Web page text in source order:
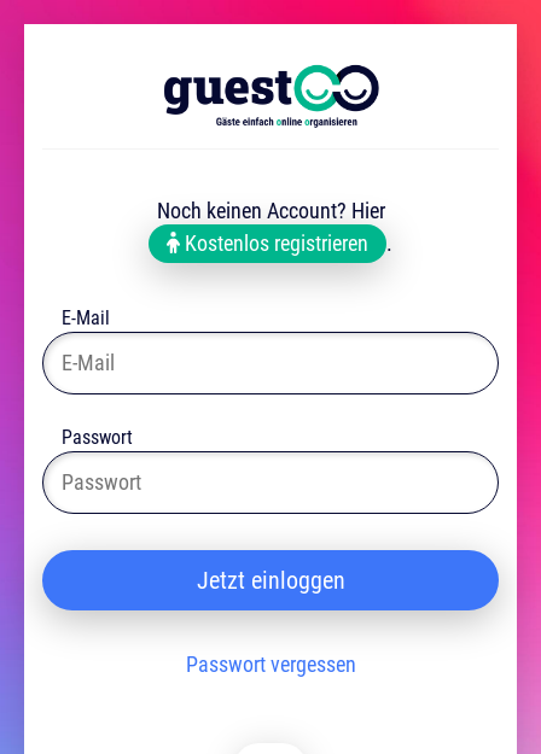
Noch keinen Account? Hier
Kostenlos registrieren
.
E-Mail
Passwort
Jetzt einloggen
Passwort vergessen